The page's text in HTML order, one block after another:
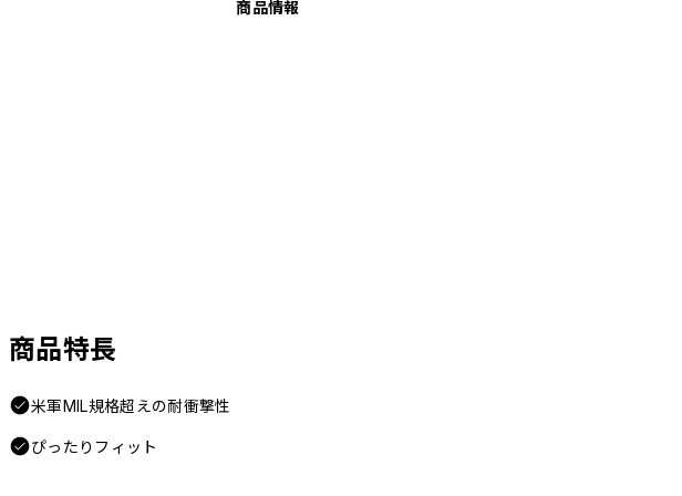
商品情報
商品特長
米軍MIL規格超えの耐衝撃性
ぴったりフィット